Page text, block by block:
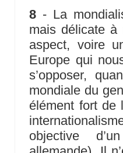
8 - La
mais délicate à
aspect, voire
Europe qui
s’opposer,
mondiale du
élément fort de
objective